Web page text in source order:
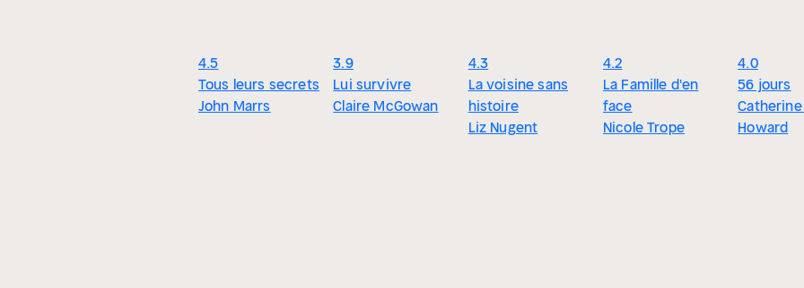
4.5
Tous leurs secrets
John Marrs
3.9
Lui survivre
Claire McGowan
4.3
La voisine sans
histoire
Liz Nugent
4.2
La Famille d'en
face
Nicole Trope
4.0
56 jours
Catherine
Howard